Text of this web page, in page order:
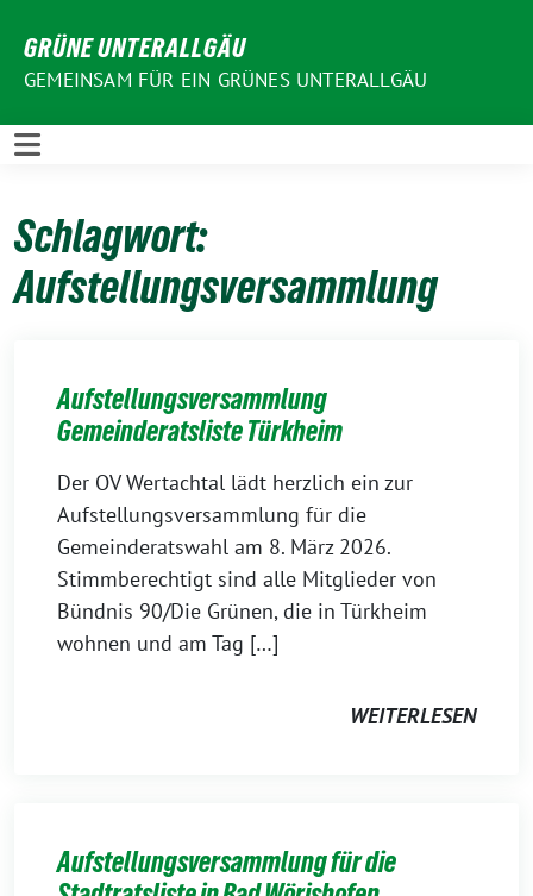
zum
Inhalt
GRÜNE UNTERALLGÄU
GEMEINSAM FÜR EIN GRÜNES UNTERALLGÄU
Schlagwort:
Aufstellungsversammlung
Aufstellungsversammlung
Gemeinderatsliste Türkheim
Der OV Wertachtal lädt herzlich ein zur
Aufstellungsversammlung für die
Gemeinderatswahl am 8. März 2026.
Stimmberechtigt sind alle Mitglieder von
Bündnis 90/Die Grünen, die in Türkheim
wohnen und am Tag […]
WEITERLESEN
Aufstellungsversammlung für die